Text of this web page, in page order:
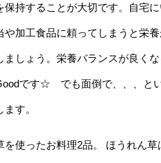
保持することが大切です。自宅
や加工食品に頼ってしまうと栄
ましょう。栄養バランスが良く
です☆ でも面倒で、、、と
す。
を使ったお料理2品。 ほうれん